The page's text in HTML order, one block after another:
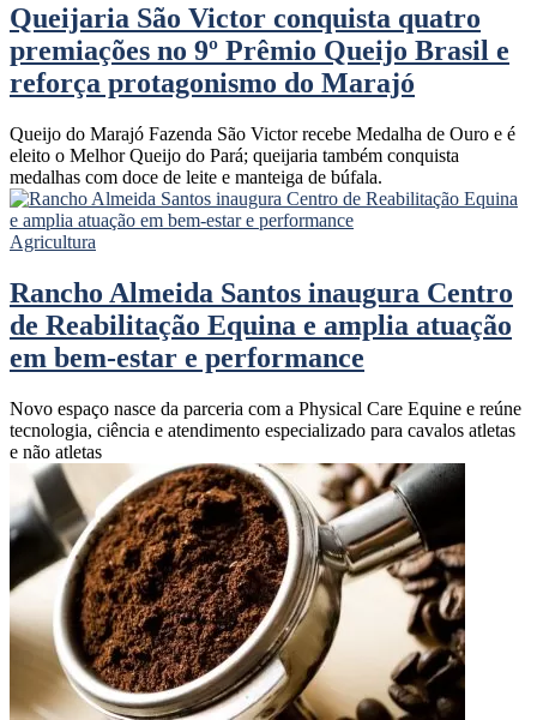
Queijaria São Victor conquista quatro
premiações no 9º Prêmio Queijo Brasil e
reforça protagonismo do Marajó
Queijo do Marajó Fazenda São Victor recebe Medalha de Ouro e é
eleito o Melhor Queijo do Pará; queijaria também conquista
medalhas com doce de leite e manteiga de búfala.
Agricultura
Rancho Almeida Santos inaugura Centro
de Reabilitação Equina e amplia atuação
em bem-estar e performance
Novo espaço nasce da parceria com a Physical Care Equine e reúne
tecnologia, ciência e atendimento especializado para cavalos atletas
e não atletas